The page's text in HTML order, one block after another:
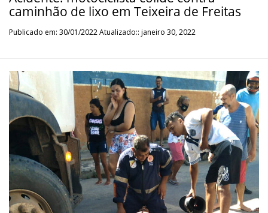
caminhão de lixo em Teixeira de Freitas
Publicado em: 30/01/2022 Atualizado:: janeiro 30, 2022